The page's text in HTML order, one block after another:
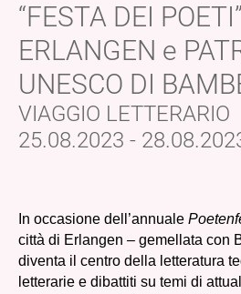
“FESTA DEI
ERLANGEN e
UNESCO DI
VIAGGIO LETTERARIO
25.08.2023 -
In occasione dell’annuale
città di Erlangen – gemellata con
diventa il centro della letteratura
letterarie e dibattiti su temi di